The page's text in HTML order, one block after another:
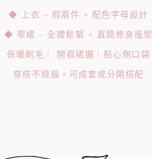
◆ 上衣 – 假兩件 + 配色字母設計
◆ 窄裙 – 全腰鬆緊 + 直筒修身版型
保暖刷毛｜ 開衩裙擺｜貼心側口袋
穿搭不燒腦，可成套或分開搭配